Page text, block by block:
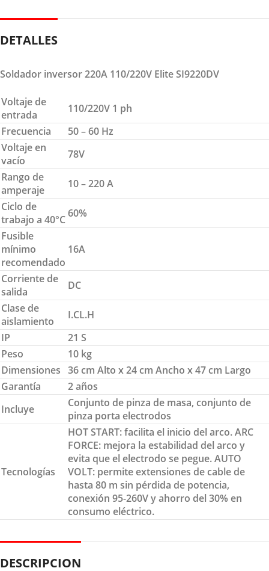
DETALLES
Soldador inversor 220A 110/220V Elite SI9220DV
Voltaje de
entrada
110/220V 1 ph
Frecuencia
50 – 60 Hz
Voltaje en
vacío
78V
Rango de
amperaje
10 – 220 A
Ciclo de
trabajo a 40°C60%
Fusible
mínimo
recomendado
16A
Corriente de
salida
DC
Clase de
aislamiento
I.CL.H
IP
21 S
Peso
10 kg
Dimensiones 36 cm Alto x 24 cm Ancho x 47 cm Largo
Garantía
2 años
Incluye
Conjunto de pinza de masa, conjunto de
pinza porta electrodos
Tecnologías
HOT START: facilita el inicio del arco. ARC
FORCE: mejora la estabilidad del arco y
evita que el electrodo se pegue. AUTO
VOLT: permite extensiones de cable de
hasta 80 m sin pérdida de potencia,
conexión 95-260V y ahorro del 30% en
consumo eléctrico.
DESCRIPCION